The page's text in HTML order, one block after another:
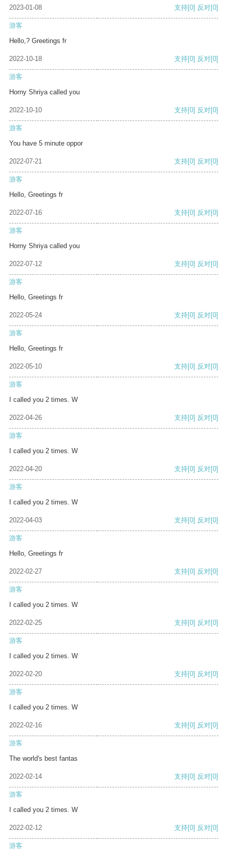
2023-01-08 支持[0] 反对[0]
游客
Hello,? Greetings fr
2022-10-18 支持[0] 反对[0]
游客
Horny Shriya called you
2022-10-10 支持[0] 反对[0]
游客
You have 5 minute oppor
2022-07-21 支持[0] 反对[0]
游客
Hello, Greetings fr
2022-07-16 支持[0] 反对[0]
游客
Horny Shriya called you
2022-07-12 支持[0] 反对[0]
游客
Hello, Greetings fr
2022-05-24 支持[0] 反对[0]
游客
Hello, Greetings fr
2022-05-10 支持[0] 反对[0]
游客
I called you 2 times. W
2022-04-26 支持[0] 反对[0]
游客
I called you 2 times. W
2022-04-20 支持[0] 反对[0]
游客
I called you 2 times. W
2022-04-03 支持[0] 反对[0]
游客
Hello, Greetings fr
2022-02-27 支持[0] 反对[0]
游客
I called you 2 times. W
2022-02-25 支持[0] 反对[0]
游客
I called you 2 times. W
2022-02-20 支持[0] 反对[0]
游客
I called you 2 times. W
2022-02-16 支持[0] 反对[0]
游客
The world's best fantas
2022-02-14 支持[0] 反对[0]
游客
I called you 2 times. W
2022-02-12 支持[0] 反对[0]
游客